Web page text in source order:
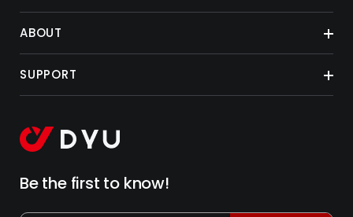
ABOUT
SUPPORT
Be the first to know!